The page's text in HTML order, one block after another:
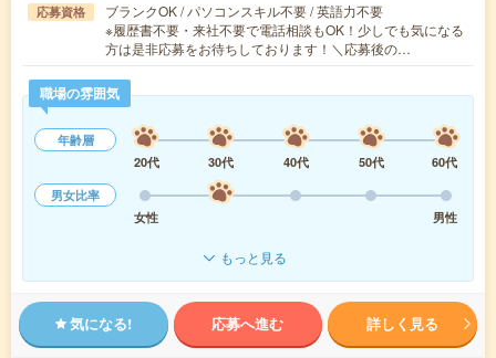
応募資格
ブランクOK / パソコンスキル不要 / 英語力不要
※履歴書不要・来社不要で電話相談もOK！少しでも気になる
方は是非応募をお待ちしております！＼応募後の…
職場の雰囲気
年齢層
20代
30代 40代 50代
60代
男女比率
女性
男性
もっと見る
気になる! 応募へ進む 詳しく見る